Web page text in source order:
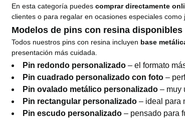
En esta categoría puedescomprar directamente
clientes o para regalar en ocasiones especiales
Modelos de pins con resina disponibles
Todos nuestros pins con resina incluyen base
presentación más cuidada.
Pin redondo personalizado – el formato
Pin cuadrado personalizado con foto –
Pin ovalado metálico personalizado – muy
Pin rectangular personalizado – ideal para
Pin escudo personalizado – pensado para